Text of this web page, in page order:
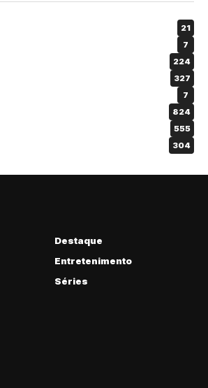
21
7
224
327
7
824
555
304
Destaque
Entretenimento
Séries